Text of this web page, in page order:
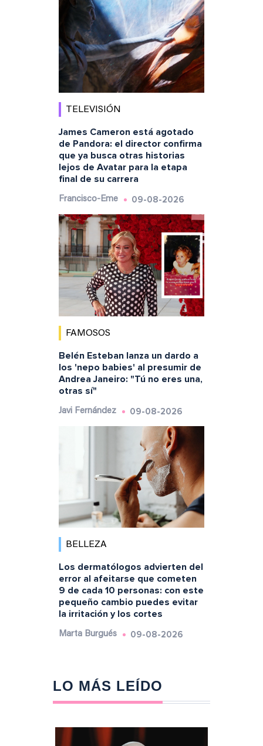
TELEVISIÓN
James Cameron está agotado
de Pandora: el director confirma
que ya busca otras historias
lejos de Avatar para la etapa
final de su carrera
Francisco-Eme 09-08-2026
FAMOSOS
Belén Esteban lanza un dardo a
los 'nepo babies' al presumir de
Andrea Janeiro: "Tú no eres una,
otras sí"
Javi Fernández 09-08-2026
BELLEZA
Los dermatólogos advierten del
error al afeitarse que cometen
9 de cada 10 personas: con este
pequeño cambio puedes evitar
la irritación y los cortes
Marta Burgués 09-08-2026
LO MÁS LEÍDO